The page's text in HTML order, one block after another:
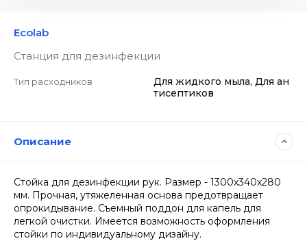
Ecolab
Станция для дезинфекции
Тип расходников
Для жидкого мыла, Для ан
тисептиков
Описание
Стойка для дезинфекции рук. Размер - 1300x340x280
мм. Прочная, утяжеленная основа предотвращает
опрокидывание. Съемный поддон для капель для
легкой очистки. Имеется возможность оформления
стойки по индивидуальному дизайну.